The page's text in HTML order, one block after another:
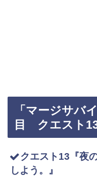
「マージサバ
目 クエスト
クエスト13『夜
しよう。』